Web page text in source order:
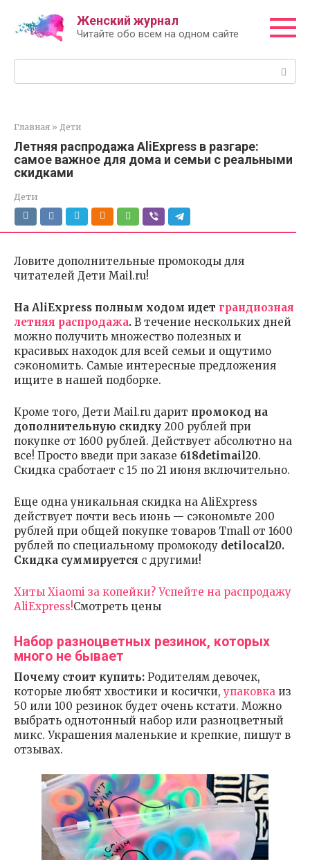
контенту
Женский журнал
Читайте обо всем на одном сайте
Главная » Дети
Летняя распродажа AliExpress в разгаре:
самое важное для дома и семьи с реальными
скидками
Дети
Ловите дополнительные промокоды для
читателей Дети Mail.ru!
На AliExpress полным ходом идет грандиозная
летняя распродажа. В течение нескольких дней
можно получить множество полезных и
красивых находок для всей семьи и ощутимо
сэкономить. Самые интересные предложения
ищите в нашей подборке.
Кроме того, Дети Mail.ru дарит промокод на
дополнительную скидку 200 рублей при
покупке от 1600 рублей. Действует абсолютно на
все! Просто введи при заказе 618detimail20.
Скидка сработает с 15 по 21 июня включительно.
Еще одна уникальная скидка на AliExpress
действует почти весь июнь — сэкономьте 200
рублей при общей покупке товаров Tmall от 1600
рублей по специальному промокоду detilocal20.
Скидка суммируется с другими!
Хиты Xiaomi за копейки? Успейте на распродажу
AliExpress!Смотреть цены
Набор разноцветных резинок, которых
много не бывает
Почему стоит купить: Родителям девочек,
которые любят хвостики и косички,упаковка из
50 или 100 резинок будет очень кстати. Можно
выбрать однотонный набор или разноцветный
микс. Украшения маленькие и крепкие, пишут в
отзывах.